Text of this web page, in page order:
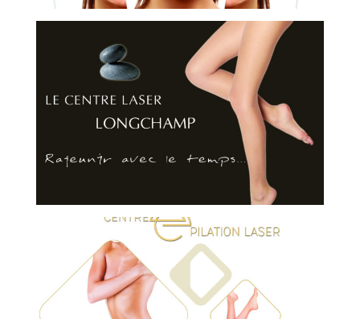
LASER LONGCHAMP
CENTRE LASER ESTHÉTIQUE
CENTRE EPILATION LASER JEAN-
MÉDECIN
CENTRE LASER ESTHÉTIQUE